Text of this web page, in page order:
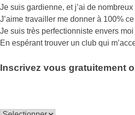
Je suis gardienne, et j’ai de
J’aime travailler me donner à 100%
Je suis très perfectionniste envers
En espérant trouver un club qui
Inscrivez vous gratuitement